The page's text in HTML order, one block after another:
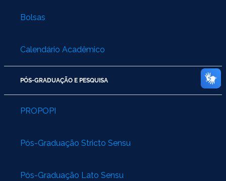
Bolsas
Calendário Acadêmico
PÓS-GRADUAÇÃO E PESQUISA
PROPOPI
Pós-Graduação Stricto Sensu
Pós-Graduação Lato Sensu